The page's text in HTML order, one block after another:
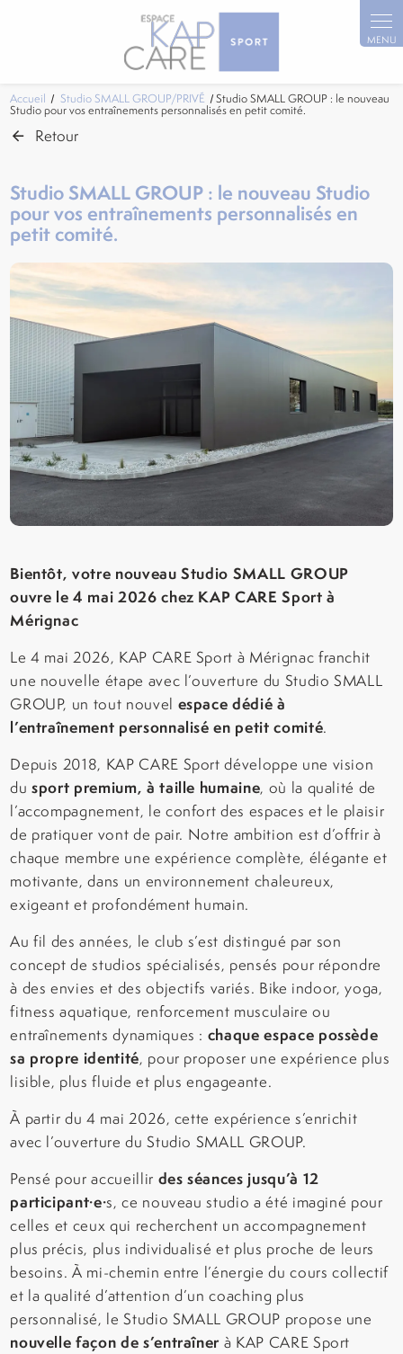
Accueil Studio SMALL GROUP/PRIVÉ Studio SMALL GROUP : le nouveau
Studio pour vos entraînements personnalisés en petit comité.
Retour
Studio SMALL GROUP : le nouveau Studio
pour vos entraînements personnalisés en
petit comité.
Bientôt, votre nouveau Studio SMALL GROUP
ouvre le 4 mai 2026 chez KAP CARE Sport à
Mérignac
Le 4 mai 2026, KAP CARE Sport à Mérignac franchit
une nouvelle étape avec l’ouverture du Studio SMALL
GROUP, un tout nouvel espace dédié à
l’entraînement personnalisé en petit comité.
Depuis 2018, KAP CARE Sport développe une vision
dusport premium, à taille humaine, où la qualité de
l’accompagnement, le confort des espaces et le plaisir
de pratiquer vont de pair. Notre ambition est d’offrir à
chaque membre une expérience complète, élégante et
motivante, dans un environnement chaleureux,
exigeant et profondément humain.
Au fil des années, le club s’est distingué par son
concept de studios spécialisés, pensés pour répondre
à des envies et des objectifs variés. Bike indoor, yoga,
fitness aquatique, renforcement musculaire ou
entraînements dynamiques : chaque espace possède
sa propre identité, pour proposer une expérience plus
lisible, plus fluide et plus engageante.
À partir du 4 mai 2026, cette expérience s’enrichit
avec l’ouverture du Studio SMALL GROUP.
Pensé pour accueillir des séances jusqu’à 12
participant·e·s, ce nouveau studio a été imaginé pour
celles et ceux qui recherchent un accompagnement
plus précis, plus individualisé et plus proche de leurs
besoins. À mi-chemin entre l’énergie du cours collectif
et la qualité d’attention d’un coaching plus
personnalisé, le Studio SMALL GROUP propose une
nouvelle façon de s’entraîner à KAP CARE Sport